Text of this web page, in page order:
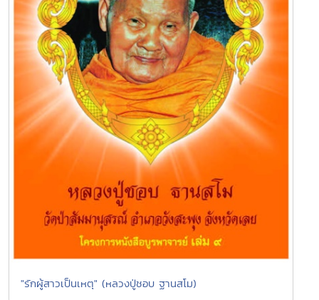
"รักผู้สาวเป็นเหตุ" (หลวงปู่ชอบ ฐานสโม)